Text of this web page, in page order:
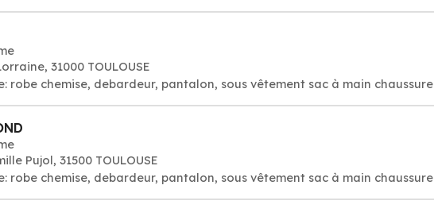
31000 TOULOUSE
robe chemise, debardeur, pantalon, sous vêtement sac à main chaussure
Pujol, 31500 TOULOUSE
robe chemise, debardeur, pantalon, sous vêtement sac à main chaussure